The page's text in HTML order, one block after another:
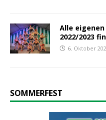
Alle
2022/2023
6. Oktober
SOMMERFEST